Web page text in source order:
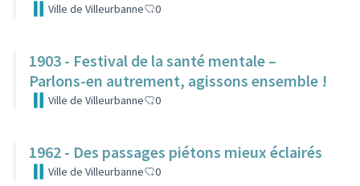
Ville de Villeurbanne 0
1903 - Festival de la santé mentale –
Parlons-en autrement, agissons ensemble !
Ville de Villeurbanne 0
1962 - Des passages piétons mieux éclairés
Ville de Villeurbanne 0